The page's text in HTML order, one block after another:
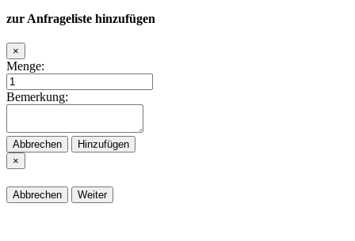
zur Anfrageliste hinzufügen
×
Menge:
Bemerkung:
Abbrechen
Hinzufügen
×
Abbrechen Weiter